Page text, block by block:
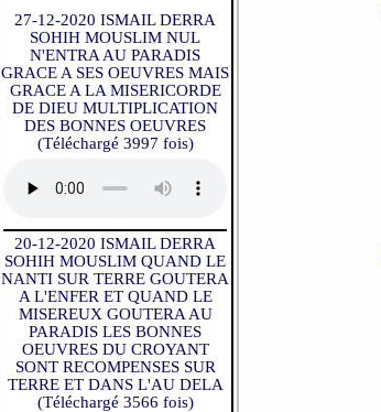
27-12-2020 ISMAIL DERRA
SOHIH MOUSLIM NUL
N'ENTRA AU PARADIS
GRACE A SES OEUVRES MAIS
GRACE A LA MISERICORDE
DE DIEU MULTIPLICATION
DES BONNES OEUVRES
(Téléchargé 3997 fois)
20-12-2020 ISMAIL DERRA
SOHIH MOUSLIM QUAND LE
NANTI SUR TERRE GOUTERA
A L'ENFER ET QUAND LE
MISEREUX GOUTERA AU
PARADIS LES BONNES
OEUVRES DU CROYANT
SONT RECOMPENSES SUR
TERRE ET DANS L'AU DELA
(Téléchargé 3566 fois)